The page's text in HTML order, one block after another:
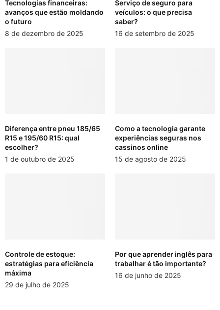
Tecnologias financeiras:
avanços que estão moldando
o futuro
8 de dezembro de 2025
Serviço de seguro para
veículos: o que precisa
saber?
16 de setembro de 2025
Diferença entre pneu 185/65
R15 e 195/60 R15: qual
escolher?
1 de outubro de 2025
Como a tecnologia garante
experiências seguras nos
cassinos online
15 de agosto de 2025
Controle de estoque:
estratégias para eficiência
máxima
29 de julho de 2025
Por que aprender inglês para
trabalhar é tão importante?
16 de junho de 2025